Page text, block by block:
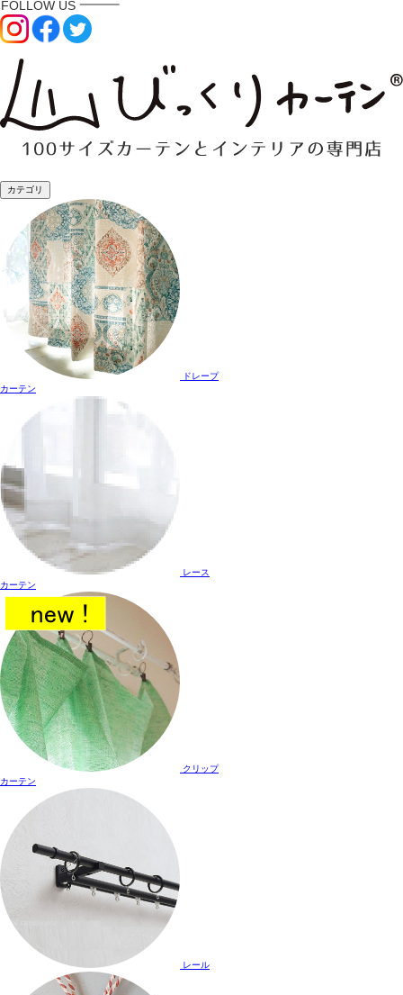
カテゴリ
ドレープ
カーテン
レース
カーテン
クリップ
カーテン
レール